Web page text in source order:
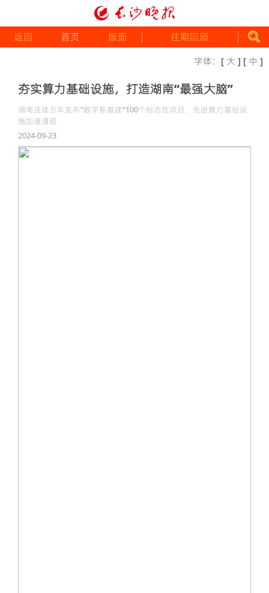
返回 首页 版面 往期回顾
字体： [ 大 ] [ 中 ]
夯实算力基础设施，打造湖南“最强大脑”
湖南连续五年发布“数字新基建”100个标志性项目，先进算力基础设
施加速涌现
2024-09-23